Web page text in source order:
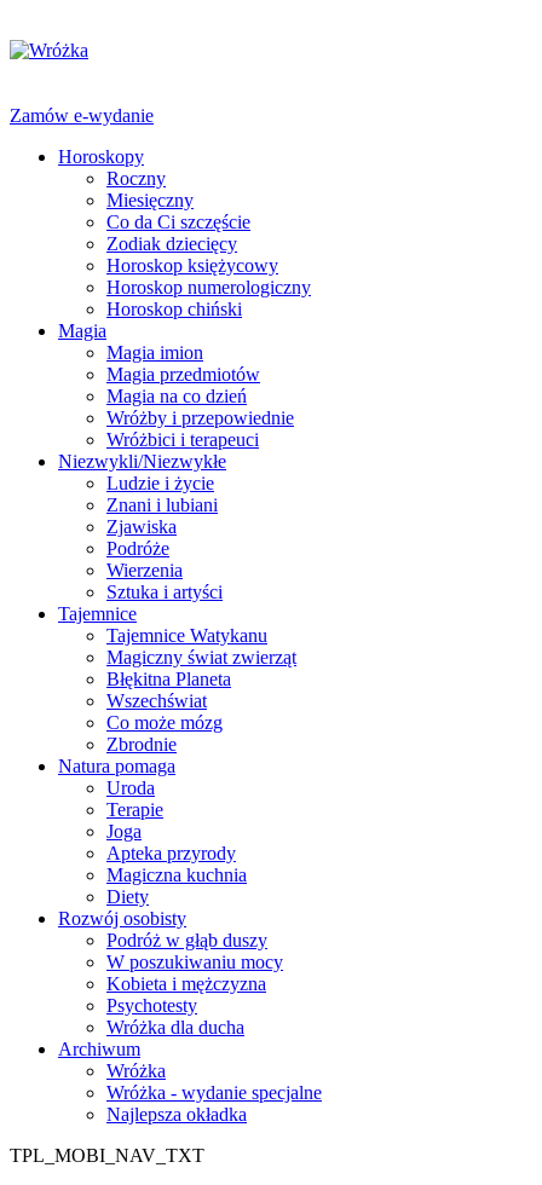
Zamów e-wydanie
Horoskopy
Roczny
Miesięczny
Co da Ci szczęście
Zodiak dziecięcy
Horoskop księżycowy
Horoskop numerologiczny
Horoskop chiński
Magia
Magia imion
Magia przedmiotów
Magia na co dzień
Wróżby i przepowiednie
Wróżbici i terapeuci
Niezwykli/Niezwykłe
Ludzie i życie
Znani i lubiani
Zjawiska
Podróże
Wierzenia
Sztuka i artyści
Tajemnice
Tajemnice Watykanu
Magiczny świat zwierząt
Błękitna Planeta
Wszechświat
Co może mózg
Zbrodnie
Natura pomaga
Uroda
Terapie
Joga
Apteka przyrody
Magiczna kuchnia
Diety
Rozwój osobisty
Podróż w głąb duszy
W poszukiwaniu mocy
Kobieta i mężczyzna
Psychotesty
Wróżka dla ducha
Archiwum
Wróżka
Wróżka - wydanie specjalne
Najlepsza okładka
TPL_MOBI_NAV_TXT